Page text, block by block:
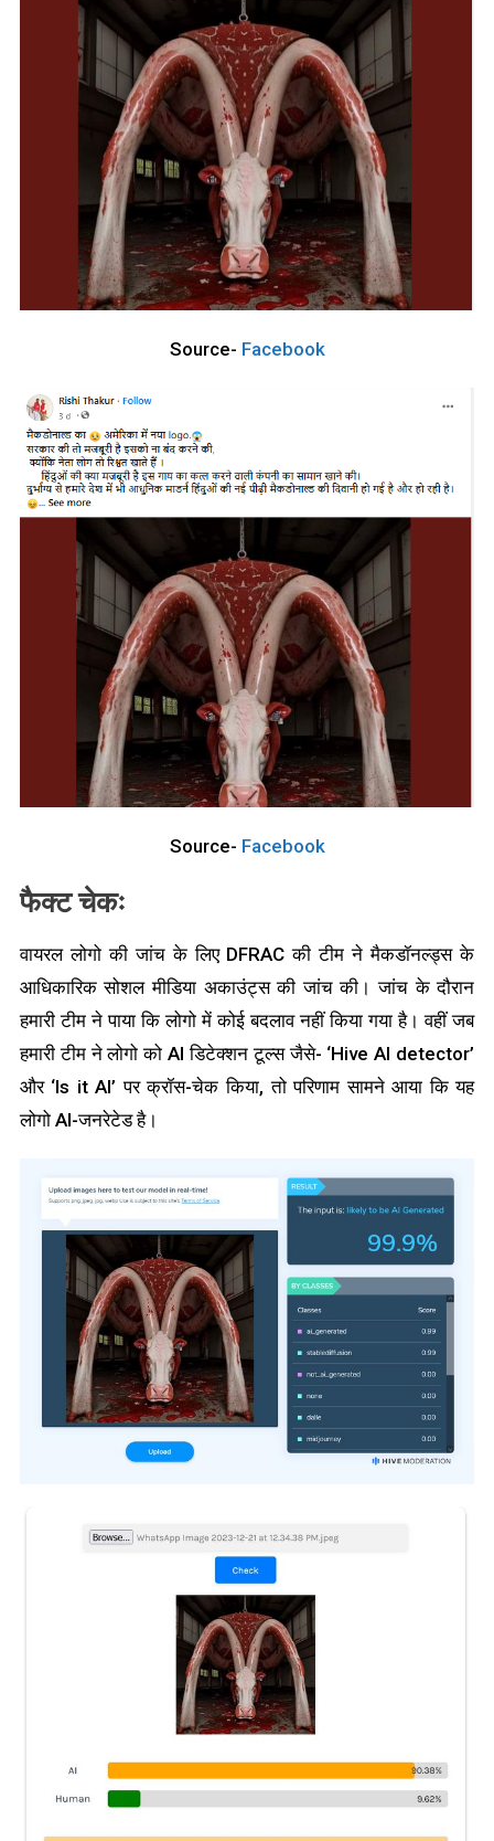
Source- Facebook
Source- Facebook
फैक्ट चेकः
वायरल लोगो की जांच के लिए DFRAC की टीम ने मैकडॉनल्ड्स के
आधिकारिक सोशल मीडिया अकाउंट्स की जांच की। जांच के दौरान
हमारी टीम ने पाया कि लोगो में कोई बदलाव नहीं किया गया है। वहीं जब
हमारी टीम ने लोगो को AI डिटेक्शन टूल्स जैसे- ‘Hive AI detector’
और ‘Is it AI’ पर क्रॉस-चेक किया, तो परिणाम सामने आया कि यह
लोगो AI-जनरेटेड है।